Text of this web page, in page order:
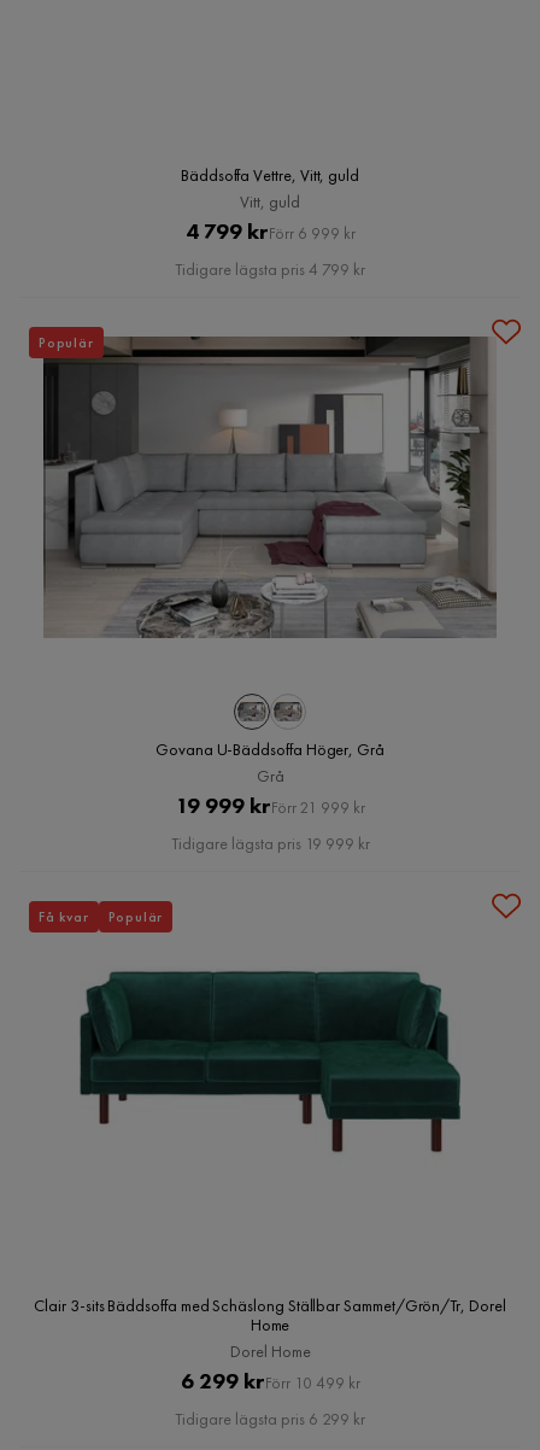
Bäddsoffa Vettre, Vitt, guld
Vitt, guld
Pris
4 799 krOriginal
Pris
Förr 6 999 kr
Tidigare lägsta pris 4 799 kr
Govana U-Bäddsoffa Höger, Grå
Grå
Pris
19 999 krOriginal
Pris
Förr 21 999 kr
Tidigare lägsta pris 19 999 kr
Populär
Clair 3-sits Bäddsoffa med Schäslong Ställbar Sammet/Grön/Tr, Dorel
Home
Dorel Home
Pris
6 299 krOriginal
Pris
Förr 10 499 kr
Tidigare lägsta pris 6 299 kr
Få kvar Populär